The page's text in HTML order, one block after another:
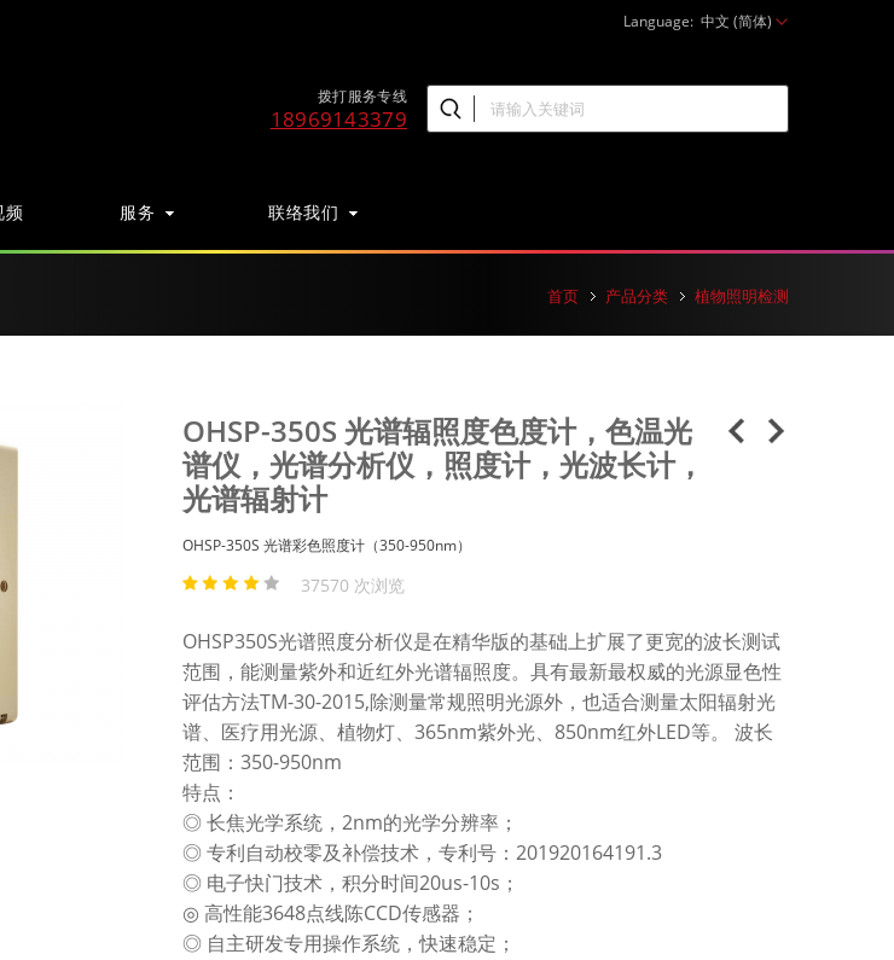
Language: 中文 (简体)
拨打服务专线
18969143379
频 服务 联络我们
首页 产品分类 植物照明检测
OHSP-350S 光谱辐照度色度计，色温光
谱仪，光谱分析仪，照度计，光波长计，
光谱辐射计
OHSP-350S 光谱彩色照度计（350-950nm）
37570 次浏览
OHSP350S光谱照度分析仪是在精华版的基础上扩展了更宽的波长测试
范围，能测量紫外和近红外光谱辐照度。具有最新最权威的光源显色性
评估方法TM-30-2015,除测量常规照明光源外，也适合测量太阳辐射光
谱、医疗用光源、植物灯、365nm紫外光、850nm红外LED等。 波长
范围：350-950nm
特点：
◎ 长焦光学系统，2nm的光学分辨率；
◎ 专利自动校零及补偿技术，专利号：201920164191.3
◎ 电子快门技术，积分时间20us-10s；
◎ 高性能3648点线陈CCD传感器；
◎ 自主研发专用操作系统，快速稳定；